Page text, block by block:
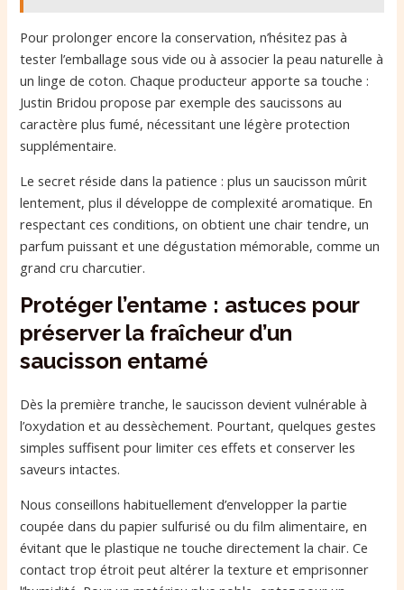
Pour prolonger encore la conservation, n’hésitez pas à
tester l’emballage sous vide ou à associer la peau naturelle à
un linge de coton. Chaque producteur apporte sa touche :
Justin Bridou propose par exemple des saucissons au
caractère plus fumé, nécessitant une légère protection
supplémentaire.
Le secret réside dans la patience : plus un saucisson mûrit
lentement, plus il développe de complexité aromatique. En
respectant ces conditions, on obtient une chair tendre, un
parfum puissant et une dégustation mémorable, comme un
grand cru charcutier.
Protéger l’entame : astuces pour
préserver la fraîcheur d’un
saucisson entamé
Dès la première tranche, le saucisson devient vulnérable à
l’oxydation et au dessèchement. Pourtant, quelques gestes
simples suffisent pour limiter ces effets et conserver les
saveurs intactes.
Nous conseillons habituellement d’envelopper la partie
coupée dans du papier sulfurisé ou du film alimentaire, en
évitant que le plastique ne touche directement la chair. Ce
contact trop étroit peut altérer la texture et emprisonner